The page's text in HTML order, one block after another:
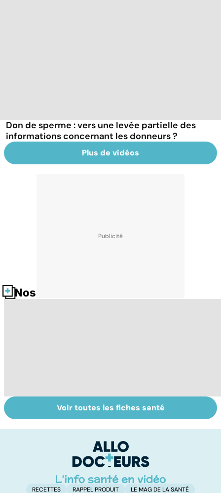
Don de sperme : vers une levée partielle des
informations concernant les donneurs ?
Plus de vidéos
Nos fiches santé
d'ovocytes,
Sexualité,
infertilité et
étroits
Voir toutes les fiches santé
RECETTES RAPPEL PRODUIT LE MAG DE LA SANTÉ